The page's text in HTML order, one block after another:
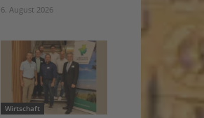
6. August 2026
Wirtschaft